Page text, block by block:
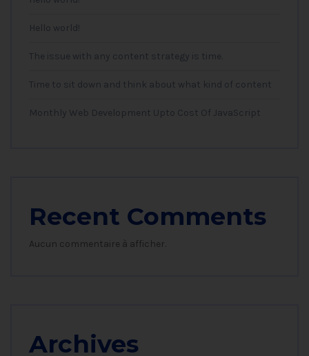
Hello world!
The issue with any content strategy is time.
Time to sit down and think about what kind of content
Monthly Web Development Upto Cost Of JavaScript
Recent Comments
Aucun commentaire à afficher.
Archives